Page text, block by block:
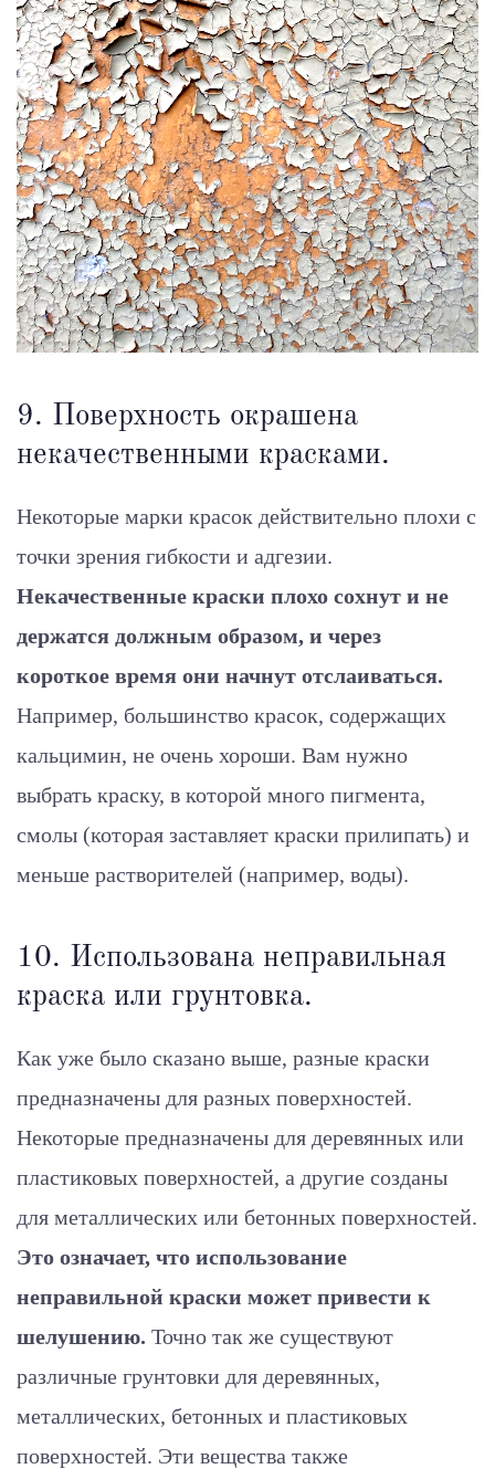
9. Поверхность окрашена
некачественными красками.
Некоторые марки красок действительно плохи с
точки зрения гибкости и адгезии.
Некачественные краски плохо сохнут и не
держатся должным образом, и через
короткое время они начнут отслаиваться.
Например, большинство красок, содержащих
кальцимин, не очень хороши. Вам нужно
выбрать краску, в которой много пигмента,
смолы (которая заставляет краски прилипать) и
меньше растворителей (например, воды).
10. Использована неправильная
краска или грунтовка.
Как уже было сказано выше, разные краски
предназначены для разных поверхностей.
Некоторые предназначены для деревянных или
пластиковых поверхностей, а другие созданы
для металлических или бетонных поверхностей.
Это означает, что использование
неправильной краски может привести к
шелушению. Точно так же существуют
различные грунтовки для деревянных,
металлических, бетонных и пластиковых
поверхностей. Эти вещества также